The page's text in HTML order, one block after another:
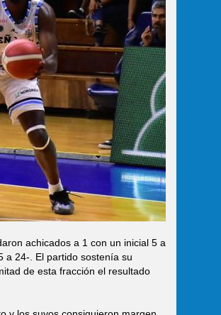
achicados a 1 con un inicial 5 a
a 24-. El partido sostenía su
de esta fracción el resultado